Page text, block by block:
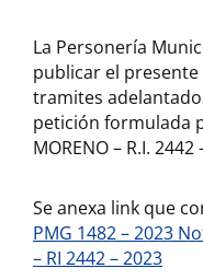
La Personería
publicar el
tramites
petición formulada
MORENO – R.I. 2442
Se anexa link que
PMG 1482 – 2023
– RI 2442 – 2023